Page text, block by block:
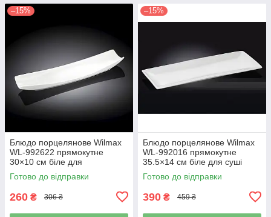
–15%
Блюдо порцелянове Wilmax
WL-992622 прямокутне
30×10 см біле для
сервірування та подачі
Готово до відправки
260 ₴ 306 ₴
–15%
Блюдо порцелянове Wilmax
WL-992016 прямокутне
35.5×14 см біле для суші
канапе закусок
Готово до відправки
390 ₴ 459 ₴